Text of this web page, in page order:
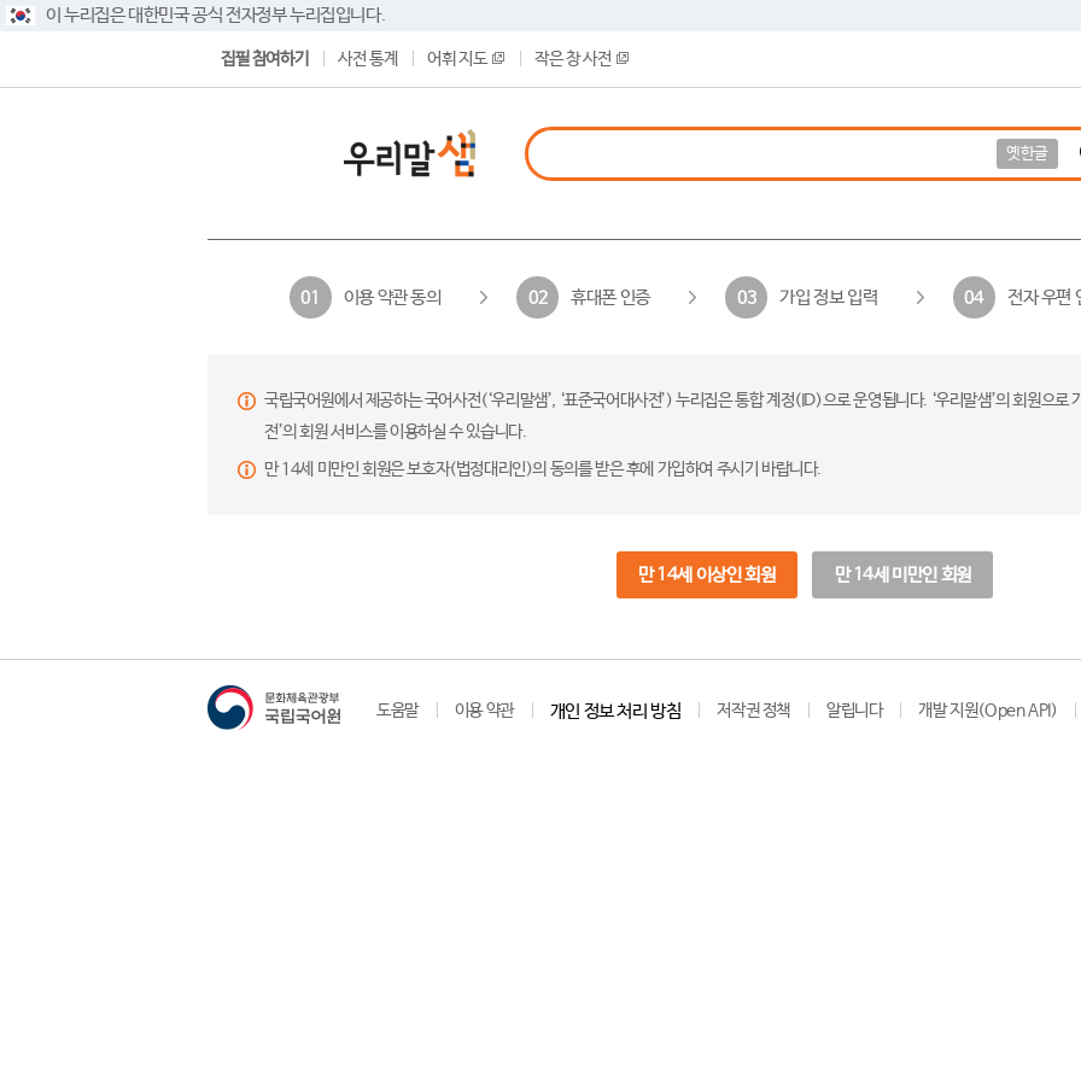
이 누리집은 대한민국 공식 전자정부 누리집입니다.
집필 참여하기 사전 통계 어휘 지도 작은 창 사전
옛한글
01 이용 약관 동의 02 휴대폰 인증 03 가입 정보 입력 04 전자 우편
국립국어원에서 제공하는 국어사전(‘우리말샘’, ‘표준국어대사전’) 누리집은 통합 계정(ID)으로 운영됩니다. ‘우리말샘’의 회원으
전’의 회원 서비스를 이용하실 수 있습니다.
만 14세 미만인 회원은 보호자(법정대리인)의 동의를 받은 후에 가입하여 주시기 바랍니다.
만 14세 이상인 회원 만 14세 미만인 회원
도움말 이용 약관 개인 정보 처리 방침 저작권 정책 알립니다 개발 지원(Open API)